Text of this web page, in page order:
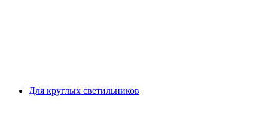
Для круглых светильников